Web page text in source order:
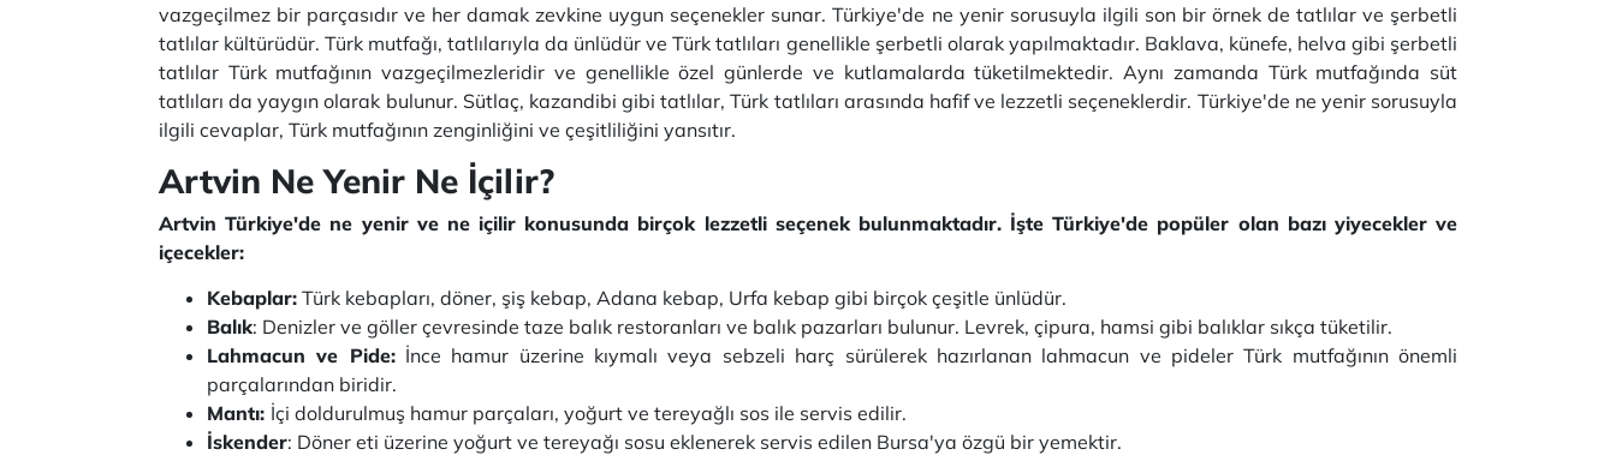
vazgeçilmez bir parçasıdır ve her damak zevkine uygun seçenekler sunar. Türkiye'de ne yenir sorusuyla ilgili son bir örnek de tatlılar ve şerbetli
tatlılar kültürüdür. Türk mutfağı, tatlılarıyla da ünlüdür ve Türk tatlıları genellikle şerbetli olarak yapılmaktadır. Baklava, künefe, helva gibi şerbetli
tatlılar Türk mutfağının vazgeçilmezleridir ve genellikle özel günlerde ve kutlamalarda tüketilmektedir. Aynı zamanda Türk mutfağında süt
tatlıları da yaygın olarak bulunur. Sütlaç, kazandibi gibi tatlılar, Türk tatlıları arasında hafif ve lezzetli seçeneklerdir. Türkiye'de ne yenir sorusuyla
ilgili cevaplar, Türk mutfağının zenginliğini ve çeşitliliğini yansıtır.
Artvin Ne Yenir Ne İçilir?
Artvin Türkiye'de ne yenir ve ne içilir konusunda birçok lezzetli seçenek bulunmaktadır. İşte Türkiye'de popüler olan bazı yiyecekler ve
içecekler:
Kebaplar: Türk kebapları, döner, şiş kebap, Adana kebap, Urfa kebap gibi birçok çeşitle ünlüdür.
Balık: Denizler ve göller çevresinde taze balık restoranları ve balık pazarları bulunur. Levrek, çipura, hamsi gibi balıklar sıkça tüketilir.
Lahmacun ve Pide:İnce hamur üzerine kıymalı veya sebzeli harç sürülerek hazırlanan lahmacun ve pideler Türk mutfağının önemli
parçalarından biridir.
Mantı: İçi doldurulmuş hamur parçaları, yoğurt ve tereyağlı sos ile servis edilir.
İskender: Döner eti üzerine yoğurt ve tereyağı sosu eklenerek servis edilen Bursa'ya özgü bir yemektir.